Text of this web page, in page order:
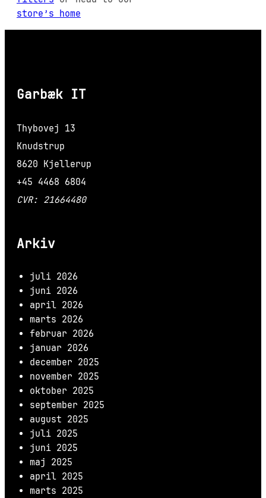
store’s home
Garbæk IT
Thybovej 13
Knudstrup
8620 Kjellerup
+45 4468 6804
CVR: 21664480
Arkiv
juli 2026
juni 2026
april 2026
marts 2026
februar 2026
januar 2026
december 2025
november 2025
oktober 2025
september 2025
august 2025
juli 2025
juni 2025
maj 2025
april 2025
marts 2025